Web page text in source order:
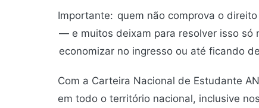
Importante: quem não comprova o
— e muitos deixam para resolver isso só
economizar no ingresso ou até ficando
Com a Carteira Nacional de Estudante
em todo o território nacional, inclusive